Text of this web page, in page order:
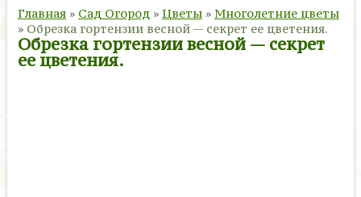
Главная » Сад Огород » Цветы » Многолетние цветы
» Обрезка гортензии весной — секрет ее цветения.
Обрезка гортензии весной — секрет
ее цветения.